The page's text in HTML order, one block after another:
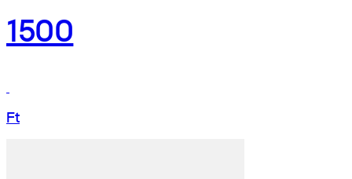
1500
Ft